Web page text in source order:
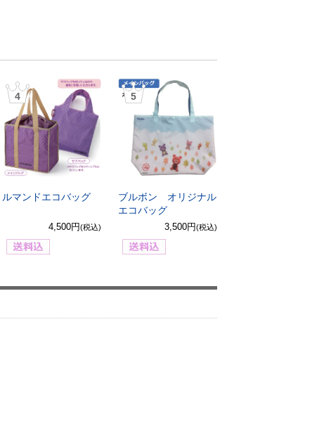
4
ルマンドエコバッグ
4,500円(税込)
5
ブルボン オリジナル
エコバッグ
3,500円(税込)